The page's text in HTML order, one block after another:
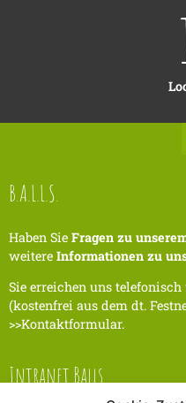
B.A.L.L.S.
Haben Sie Fragen zu
weitere Informationen zu
Sie erreichen uns telefonisch
(kostenfrei aus dem dt.
>>Kontaktformular.
Intranet Balls